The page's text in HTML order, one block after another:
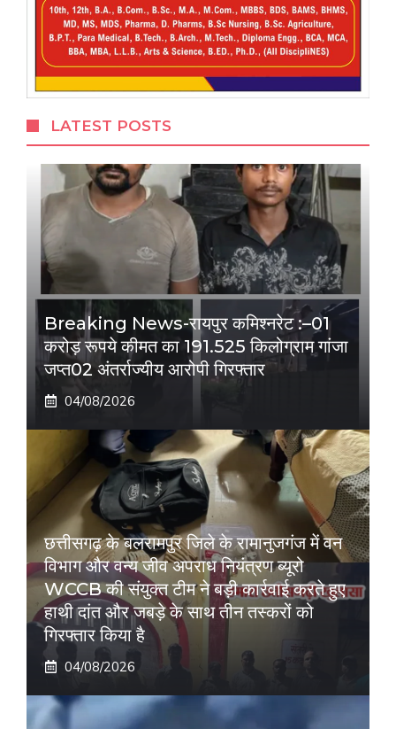
LATEST POSTS
Breaking News-रायपुर कमिश्नरेट :–01
करोड़ रूपये कीमत का 191.525 किलोग्राम गांजा
जप्त02 अंतर्राज्यीय आरोपी गिरफ्तार
04/08/2026
छत्तीसगढ़ के बलरामपुर जिले के रामानुजगंज में वन
विभाग और वन्य जीव अपराध नियंत्रण ब्यूरो
WCCB की संयुक्त टीम ने बड़ी कार्रवाई करते हुए
हाथी दांत और जबड़े के साथ तीन तस्करों को
गिरफ्तार किया है
04/08/2026